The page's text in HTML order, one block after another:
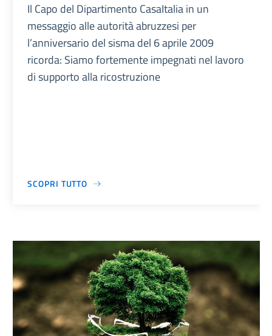
Il Capo del Dipartimento CasaItalia in un
messaggio alle autorità abruzzesi per
l’anniversario del sisma del 6 aprile 2009
ricorda: Siamo fortemente impegnati nel lavoro
di supporto alla ricostruzione
SCOPRI TUTTO